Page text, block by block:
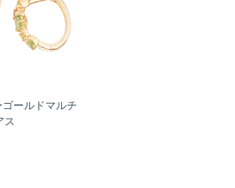
ールドマルチ
ス